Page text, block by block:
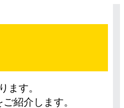
ます。
紹介します。